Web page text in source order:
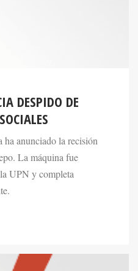
DESPIDO DE
ha anunciado la recisión
La máquina fue
UPN y completa